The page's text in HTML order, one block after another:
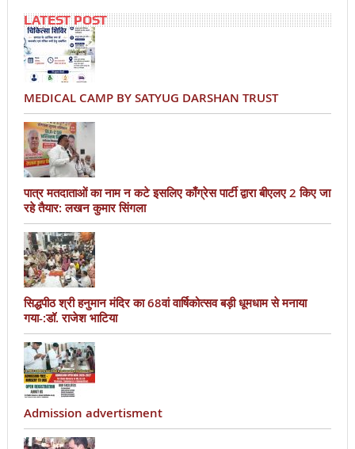
LATEST POST
MEDICAL CAMP BY SATYUG DARSHAN TRUST
पात्र मतदाताओं का नाम न कटे इसलिए काँग्रेस पार्टी द्वारा बीएलए 2 किए जा
रहे तैयार: लखन कुमार सिंगला
सिद्धपीठ श्री हनुमान मंदिर का 68वां वार्षिकोत्सव बड़ी धूमधाम से मनाया
गया-:डॉ. राजेश भाटिया
Admission advertisment